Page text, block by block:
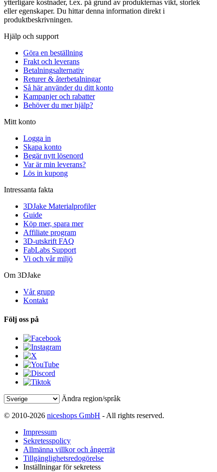
ytterligare kostnader, t.ex. på grund av produkternas vikt, storlek
eller egenskaper. Du hittar denna information direkt i
produktbeskrivningen.
Hjälp och support
Göra en beställning
Frakt och leverans
Betalningsalternativ
Returer & återbetalningar
Så här använder du ditt konto
Kampanjer och rabatter
Behöver du mer hjälp?
Mitt konto
Logga in
Skapa konto
Begär nytt lösenord
Var är min leverans?
Lös in kupong
Intressanta fakta
3DJake Materialprofiler
Guide
Köp mer, spara mer
Affiliate program
3D-utskrift FAQ
FabLabs Support
Vi och vår miljö
Om 3DJake
Vår grupp
Kontakt
Följ oss på
Ändra region/språk
© 2010-2026 niceshops GmbH - All rights reserved.
Impressum
Sekretesspolicy
Allmänna villkor och ångerrät
Tillgänglighetsredogörelse
Inställningar för sekretess